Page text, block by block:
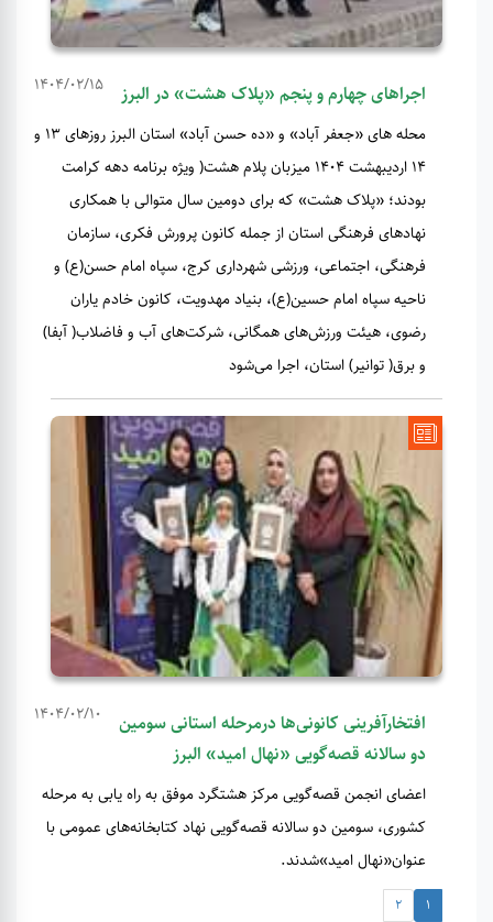
1404/02/15 اجراهای چهارم و پنجم «پلاک هشت» در البرز
محله های «جعفر آباد» و «ده حسن آباد» استان البرز روزهای ۱۳ و
۱۴ اردیبهشت ۱۴۰۴ میزبان پلام هشت( ویژه برنامه دهه کرامت
بودند؛ «پلاک هشت» که برای دومین سال متوالی با همکاری
نهادهای فرهنگی استان از جمله کانون پرورش فکری، سازمان
فرهنگی، اجتماعی، ورزشی شهرداری کرج، سپاه امام حسن(ع) و
ناحیه سپاه امام حسین(ع)، بنیاد مهدویت، کانون خادم یاران
رضوی، هیئت ورزش‌های همگانی، شرکت‌های آب و فاضلاب( آبفا)
و برق( توانیر) استان، اجرا می‌شود
1404/02/10
افتخارآفرینی کانونی‌ها درمرحله استانی سومین
دو سالانه قصه‌گویی «نهال امید» البرز
اعضای انجمن قصه‌گویی مرکز هشتگرد موفق به راه یابی به مرحله
کشوری، سومین دو سالانه قصه‌گویی نهاد کتابخانه‌های عمومی با
عنوان«نهال امید»شدند.
1
2